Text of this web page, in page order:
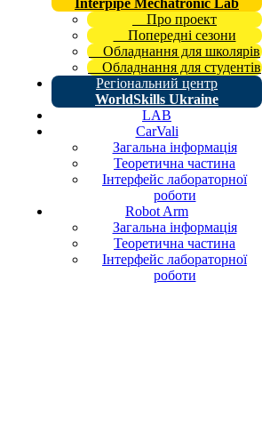
Interpipe Mechatronic Lab
Про проект
Попередні сезони
Обладнання для школярів
Обладнання для студентів
Регіональний центр
WorldSkills Ukraine
LAB
CarVali
Загальна інформація
Теоретична частина
Інтерфейс лабораторної
роботи
Robot Arm
Загальна інформація
Теоретична частина
Інтерфейс лабораторної
роботи